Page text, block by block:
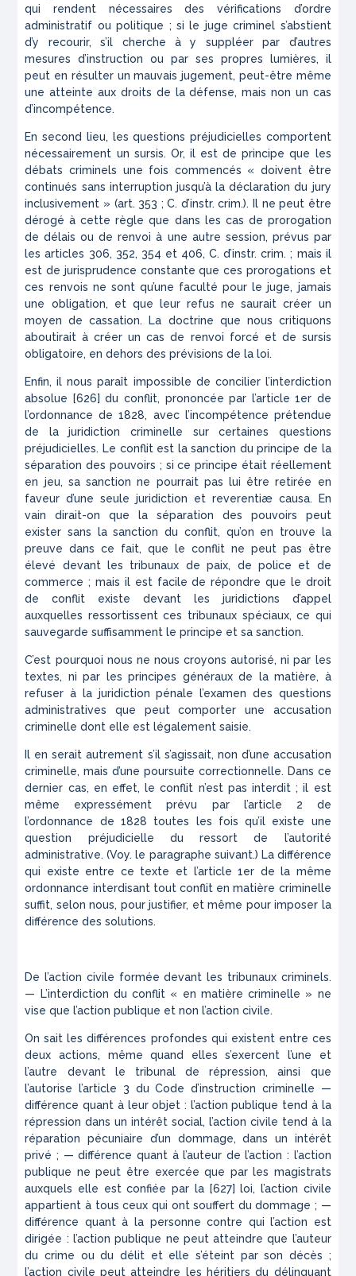
qui rendent nécessaires des vérifications d’ordre
administratif ou politique ; si le juge criminel s’abstient
d’y recourir, s’il cherche à y suppléer par d’autres
mesures d’instruction ou par ses propres lumières, il
peut en résulter un mauvais jugement, peut-être même
une atteinte aux droits de la défense, mais non un cas
d’incompétence.
En second lieu, les questions préjudicielles comportent
nécessairement un sursis. Or, il est de principe que les
débats criminels une fois commencés « doivent être
continués sans interruption jusqu’à la déclaration du jury
inclusivement » (art. 353 ; C. d’instr. crim.). Il ne peut être
dérogé à cette règle que dans les cas de prorogation
de délais ou de renvoi à une autre session, prévus par
les articles 306, 352, 354 et 406, C. d’instr. crim. ; mais il
est de jurisprudence constante que ces prorogations et
ces renvois ne sont qu’une faculté pour le juge, jamais
une obligation, et que leur refus ne saurait créer un
moyen de cassation. La doctrine que nous critiquons
aboutirait à créer un cas de renvoi forcé et de sursis
obligatoire, en dehors desprévisions de la loi.
Enfin, il nous paraît impossible de concilier l’interdiction
absolue [626] du conflit, prononcée par l’article1er de
l’ordonnance de 1828, avec l’incompétence prétendue
de la juridiction criminelle sur certaines questions
préjudicielles. Le conflit est la sanction du principe de la
séparation des pouvoirs ; si ce principe était réellement
en jeu, sa sanction ne pourrait pas lui être retirée en
faveur d’une seule juridiction et reverentiæ causa. En
vain dirait-on que la séparation des pouvoirs peut
exister sans la sanction du conflit, qu’on en trouve la
preuve dans ce fait, que le conflit ne peut pas être
élevé devant les tribunaux de paix, de police et de
commerce ; mais il est facile de répondre que le droit
de conflit existe devant les juridictions d’appel
auxquelles ressortissent ces tribunaux spéciaux, ce qui
sauvegarde suffisamment le principe et sa sanction.
C’est pourquoi nous ne nous croyons autorisé, ni par les
textes, ni par les principes généraux de la matière, à
refuser à la juridiction pénale l’examen des questions
administratives que peut comporter une accusation
criminelle dont elle est légalement saisie.
Il en serait autrement s’il s’agissait, non d’une accusation
criminelle, mais d’une poursuite correctionnelle. Dans ce
dernier cas, en effet, le conflit n’est pas interdit ; il est
même expressément prévu par l’article 2 de
l’ordonnance de 1828 toutes les fois qu’il existe une
question préjudicielle du ressort de l’autorité
administrative. (Voy. le paragraphe suivant.) La différence
qui existe entre ce texte et l’article 1er de la même
ordonnance interdisant tout conflit en matière criminelle
suffit, selon nous, pour justifier, et même pour imposer la
différence des solutions.
De l’action civile formée devant les tribunaux criminels.
— L’interdiction du conflit « en matière criminelle » ne
vise que l’action publique et non l’action civile.
On sait les différences profondes qui existent entre ces
deux actions, même quand elles s’exercent l’une et
l’autre devant le tribunal de répression, ainsi que
l’autorise l’article 3 du Code d’instruction criminelle —
différence quant à leur objet : l’action publique tend à la
répression dans un intérêt social, l’action civile tend à la
réparation pécuniaire d’un dommage, dans un intérêt
privé ; — différence quant à l’auteur de l’action : l’action
publique ne peut être exercée que par les magistrats
auxquels elle est confiée par la[627] loi, l’action civile
appartient à tous ceux qui ont souffert du dommage ; —
différence quant à la personne contre qui l’action est
dirigée : l’action publique ne peut atteindre que l’auteur
du crime ou du délit et elle s’éteint par son décès ;
l’action civile peut atteindre les héritiers du délinquant